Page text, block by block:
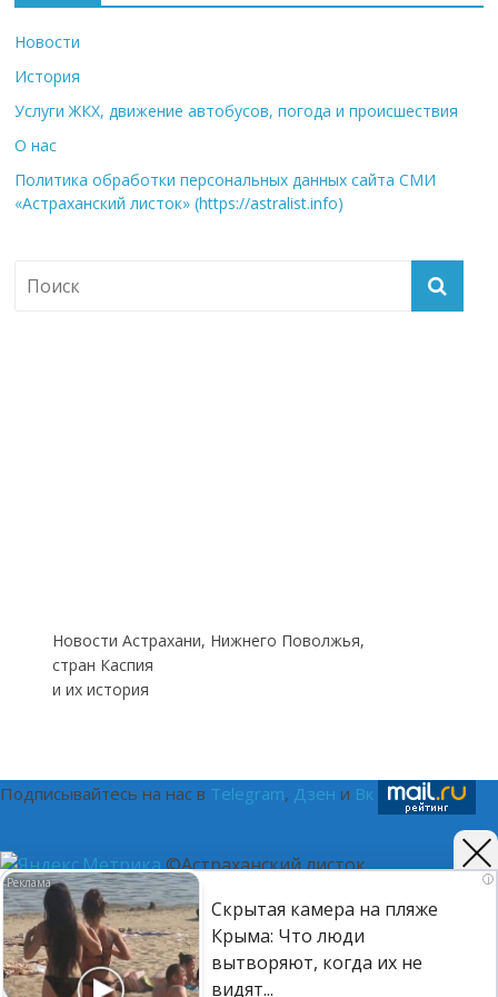
Новости
История
Услуги ЖКХ, движение автобусов, погода и происшествия
О нас
Политика обработки персональных данных сайта СМИ
«Астраханский листок» (https://astralist.info)
Новости Астрахани, Нижнего Поволжья,
стран Каспия
и их история
i
Скрытая камера на пляже
Крыма: Что люди
вытворяют, когда их не
видят...
Подписывайтесь на нас в Telegram, Дзен и Вк
©Астраханский листок.
(16+) Реестровая запись Роскомнадзора ЭЛ № ФС 77 - 75401
от 12.04.2019. Главный редактор Путилина Ирина
Васильевна. Тел. 8-937-120-9050, e-mail: